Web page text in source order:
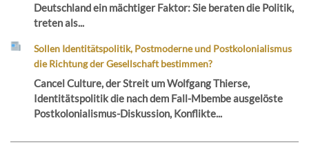
Deutschland ein mächtiger Faktor: Sie beraten die Politik,
treten als...
Sollen Identitätspolitik, Postmoderne und Postkolonialismus
die Richtung der Gesellschaft bestimmen?
Cancel Culture, der Streit um Wolfgang Thierse,
Identitätspolitik die nach dem Fall-Mbembe ausgelöste
Postkolonialismus-Diskussion, Konflikte...